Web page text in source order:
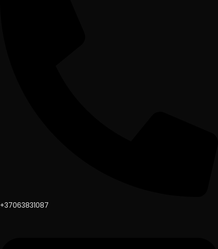
+37063831087